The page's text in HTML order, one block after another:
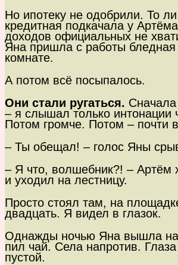
Но ипотеку не одобрили. То
кредитная подкачала у
доходов официальных не
Яна пришла с работы бледная
комнате.
А потом всё посыпалось.
Они стали ругаться.
– я слышал только интонации
Потом громче. Потом – почти
– Ты обещал! – голос Яны
– Я что, волшебник?! – Артём
и уходил на лестницу.
Просто стоял там, на
двадцать. Я видел в глазок.
Однажды ночью Яна вышла на
пил чай. Села напротив. Глаза
пустой.